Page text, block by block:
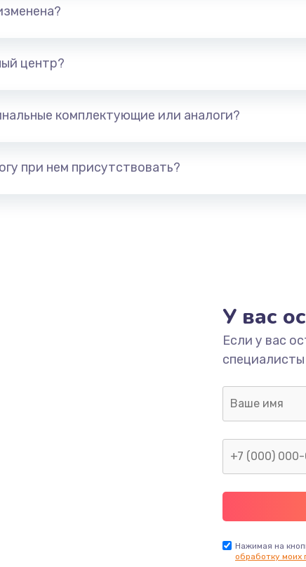
центр?
комплектующие или аналоги?
при нем присутствовать?
У вас
Если у вас
Нажимая на
обработку моих